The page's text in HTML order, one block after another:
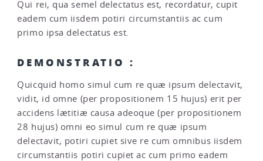
Qui rei, qua semel delectatus est, recordatur, cupit
eadem cum iisdem potiri circumstantiis ac cum
primo ipsa delectatus est.
DEMONSTRATIO :
Quicquid homo simul cum re quæ ipsum delectavit,
vidit, id omne (per propositionem 15 hujus) erit per
accidens lætitiæ causa adeoque (per propositionem
28 hujus) omni eo simul cum re quæ ipsum
delectavit, potiri cupiet sive re cum omnibus iisdem
circumstantiis potiri cupiet ac cum primo eadem